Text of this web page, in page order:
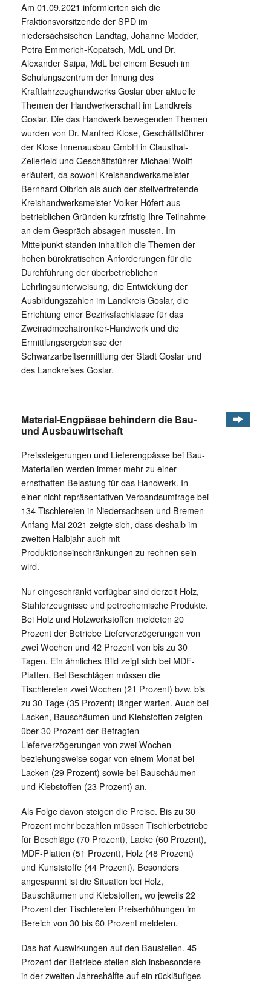
Am 01.09.2021 informierten sich die
Fraktionsvorsitzende der SPD im
niedersächsischen Landtag, Johanne Modder,
Petra Emmerich-Kopatsch, MdL und Dr.
Alexander Saipa, MdL bei einem Besuch im
Schulungszentrum der Innung des
Kraftfahrzeughandwerks Goslar über aktuelle
Themen der Handwerkerschaft im Landkreis
Goslar. Die das Handwerk bewegenden Themen
wurden von Dr. Manfred Klose, Geschäftsführer
der Klose Innenausbau GmbH in Clausthal-
Zellerfeld und Geschäftsführer Michael Wolff
erläutert, da sowohl Kreishandwerksmeister
Bernhard Olbrich als auch der stellvertretende
Kreishandwerksmeister Volker Höfert aus
betrieblichen Gründen kurzfristig Ihre Teilnahme
an dem Gespräch absagen mussten. Im
Mittelpunkt standen inhaltlich die Themen der
hohen bürokratischen Anforderungen für die
Durchführung der überbetrieblichen
Lehrlingsunterweisung, die Entwicklung der
Ausbildungszahlen im Landkreis Goslar, die
Errichtung einer Bezirksfachklasse für das
Zweiradmechatroniker-Handwerk und die
Ermittlungsergebnisse der
Schwarzarbeitsermittlung der Stadt Goslar und
des Landkreises Goslar.
Material-Engpässe behindern die Bau-
und Ausbauwirtschaft
Preissteigerungen und Lieferengpässe bei Bau-
Materialien werden immer mehr zu einer
ernsthaften Belastung für das Handwerk. In
einer nicht repräsentativen Verbandsumfrage bei
134 Tischlereien in Niedersachsen und Bremen
Anfang Mai 2021 zeigte sich, dass deshalb im
zweiten Halbjahr auch mit
Produktionseinschränkungen zu rechnen sein
wird.
Nur eingeschränkt verfügbar sind derzeit Holz,
Stahlerzeugnisse und petrochemische Produkte.
Bei Holz und Holzwerkstoffen meldeten 20
Prozent der Betriebe Lieferverzögerungen von
zwei Wochen und 42 Prozent von bis zu 30
Tagen. Ein ähnliches Bild zeigt sich bei MDF-
Platten. Bei Beschlägen müssen die
Tischlereien zwei Wochen (21 Prozent) bzw. bis
zu 30 Tage (35 Prozent) länger warten. Auch bei
Lacken, Bauschäumen und Klebstoffen zeigten
über 30 Prozent der Befragten
Lieferverzögerungen von zwei Wochen
beziehungsweise sogar von einem Monat bei
Lacken (29 Prozent) sowie bei Bauschäumen
und Klebstoffen (23 Prozent) an.
Als Folge davon steigen die Preise. Bis zu 30
Prozent mehr bezahlen müssen Tischlerbetriebe
für Beschläge (70 Prozent), Lacke (60 Prozent),
MDF-Platten (51 Prozent), Holz (48 Prozent)
und Kunststoffe (44 Prozent). Besonders
angespannt ist die Situation bei Holz,
Bauschäumen und Klebstoffen, wo jeweils 22
Prozent der Tischlereien Preiserhöhungen im
Bereich von 30 bis 60 Prozent meldeten.
Das hat Auswirkungen auf den Baustellen. 45
Prozent der Betriebe stellen sich insbesondere
in der zweiten Jahreshälfte auf ein rückläufiges